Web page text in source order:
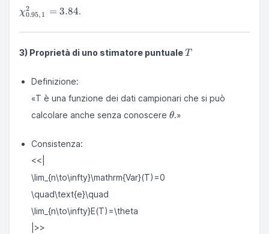
1
\chi^2_{0.95,\,1}
= 3.84
χ0.95, 1
2 = 3.84.
3) Proprietà di uno stimatore puntualeT
T
Definizione:
«T è una funzione dei dati campionari che si può
calcolare anche senza conoscere \theta
θ.»
Consistenza:
<<|
\lim_{n\to\infty}\mathrm{Var}(T)=0
\quad\text{e}\quad
\lim_{n\to\infty}E(T)=\theta
|>>